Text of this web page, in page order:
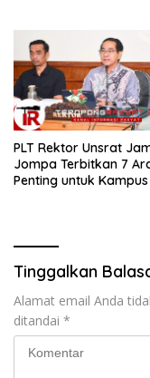
​PLT Rektor Unsrat
Jompa Terbitkan 7
Penting untuk Kampus
Tinggalkan
Alamat email Anda
ditandai *